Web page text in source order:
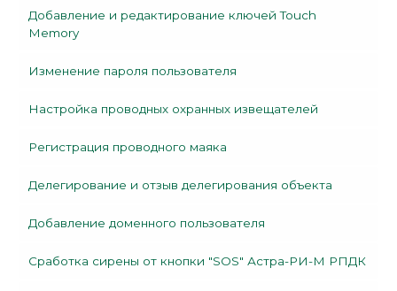
Добавление и редактирование ключей Touch
Memory
Изменение пароля пользователя
Настройка проводных охранных извещателей
Регистрация проводного маяка
Делегирование и отзыв делегирования объекта
Добавление доменного пользователя
Сработка сирены от кнопки "SOS" Астра-РИ-М РПДК